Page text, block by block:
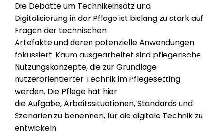
Die Debatte um Technikeinsatz und
Digitalisierung in der Pflege ist bislang zu stark auf
Fragen der technischen
Artefakte und deren potenzielle Anwendungen
fokussiert. Kaum ausgearbeitet sind pflegerische
Nutzungskonzepte, die zur Grundlage
nutzerorientierter Technik im Pflegesetting
werden. Die Pflege hat hier
die Aufgabe, Arbeitssituationen, Standards und
Szenarien zu benennen, für die digitale Technik zu
entwickeln